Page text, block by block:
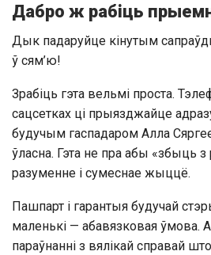
Дабро ж рабіць
Дык падаруйце кінутым
ў сям’ю!
Зрабіць гэта вельмі проста.
сацсетках ці прыязджайце
будучым гаспадаром Алла
ўласна. Гэта не пра абы «збыць з
разуменне і сумеснае жыццё.
Пашпарт і гарантыя будучай
маленькі — абавязковая ўмова.
параўнанні з вялікай справай